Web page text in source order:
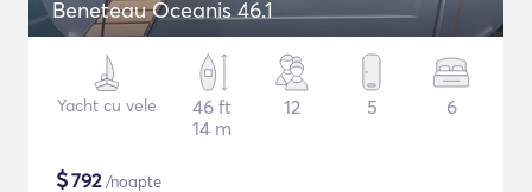
Beneteau Oceanis 46.1
Yacht cu vele
46 ft
14 m
12 5 6
$792/noapte